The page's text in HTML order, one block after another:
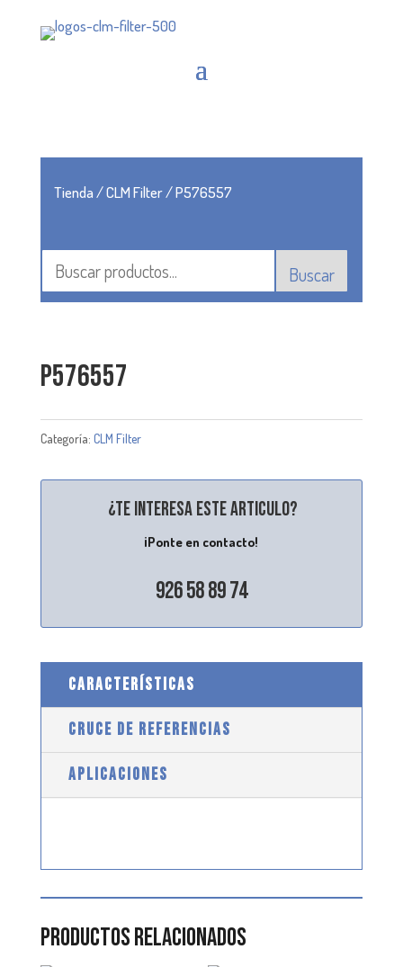
Tienda/CLM Filter/ P576557
Buscar
P576557
Categoría: CLM Filter
¿Te interesa este articulo?
¡Ponte en contacto!
926 58 89 74
CARACTERÍSTICAS
CRUCE DE REFERENCIAS
APLICACIONES
Productos relacionados